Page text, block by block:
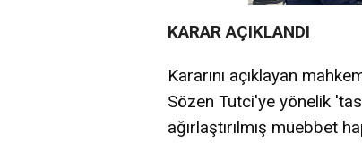
KARAR AÇIKLANDI
Kararını açıklayan
Sözen Tutci'ye yönelik
ağırlaştırılmış müebbet